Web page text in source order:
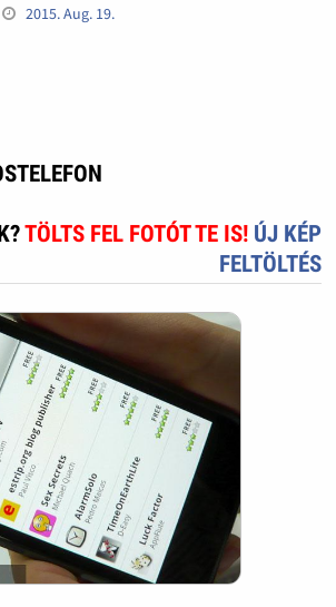
2015. Aug. 19.
TÖLTS FEL FOTÓT TE IS! ÚJ KÉP
FELTÖLTÉS